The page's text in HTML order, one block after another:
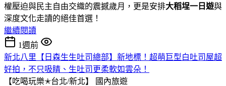
權壓迫與民主自由交織的震撼歲月，更是安排大稻埕一日遊與
深度文化走讀的絕佳首選！
繼續閱讀
1週前
新北八里【日森生生吐司總部】新地標！超萌巨型白吐司屋超
好拍，不只吸睛、生吐司更柔軟如雲朵！
【吃喝玩樂✭台北/新北】
國內旅遊